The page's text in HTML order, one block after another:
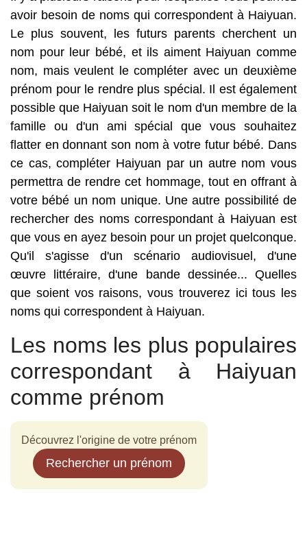
avoir besoin de noms qui correspondent à Haiyuan.
Le plus souvent, les futurs parents cherchent un
nom pour leur bébé, et ils aiment Haiyuan comme
nom, mais veulent le compléter avec un deuxième
prénom pour le rendre plus spécial. Il est également
possible que Haiyuan soit le nom d'un membre de la
famille ou d'un ami spécial que vous souhaitez
flatter en donnant son nom à votre futur bébé. Dans
ce cas, compléter Haiyuan par un autre nom vous
permettra de rendre cet hommage, tout en offrant à
votre bébé un nom unique. Une autre possibilité de
rechercher des noms correspondant à Haiyuan est
que vous en ayez besoin pour un projet quelconque.
Qu'il s'agisse d'un scénario audiovisuel, d'une
œuvre littéraire, d'une bande dessinée... Quelles
que soient vos raisons, vous trouverez ici tous les
noms qui correspondent à Haiyuan.
Les noms les plus populaires
correspondant à Haiyuan
comme prénom
Découvrez l'origine de votre prénom
Rechercher un prénom